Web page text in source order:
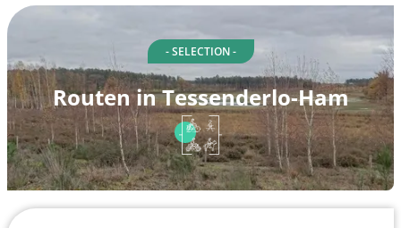
- SELECTION -
Routen in Tessenderlo-Ham